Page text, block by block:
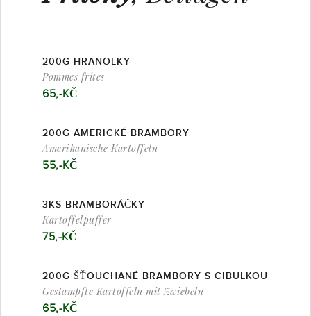
200G HRANOLKY
Pommes frites
65,-KČ
200G AMERICKÉ BRAMBORY
Amerikanische Kartoffeln
55,-KČ
3KS BRAMBORÁČKY
Kartoffelpuffer
75,-KČ
200G ŠŤOUCHANÉ BRAMBORY S CIBULKOU
Gestampfte Kartoffeln mit Zwiebeln
65,-KČ